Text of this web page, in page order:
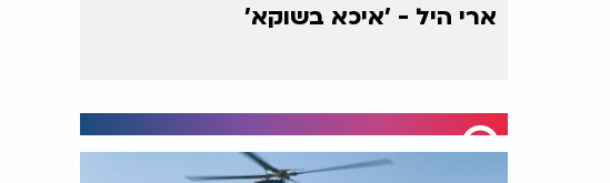
ארי היל - 'איכא בשוקא'